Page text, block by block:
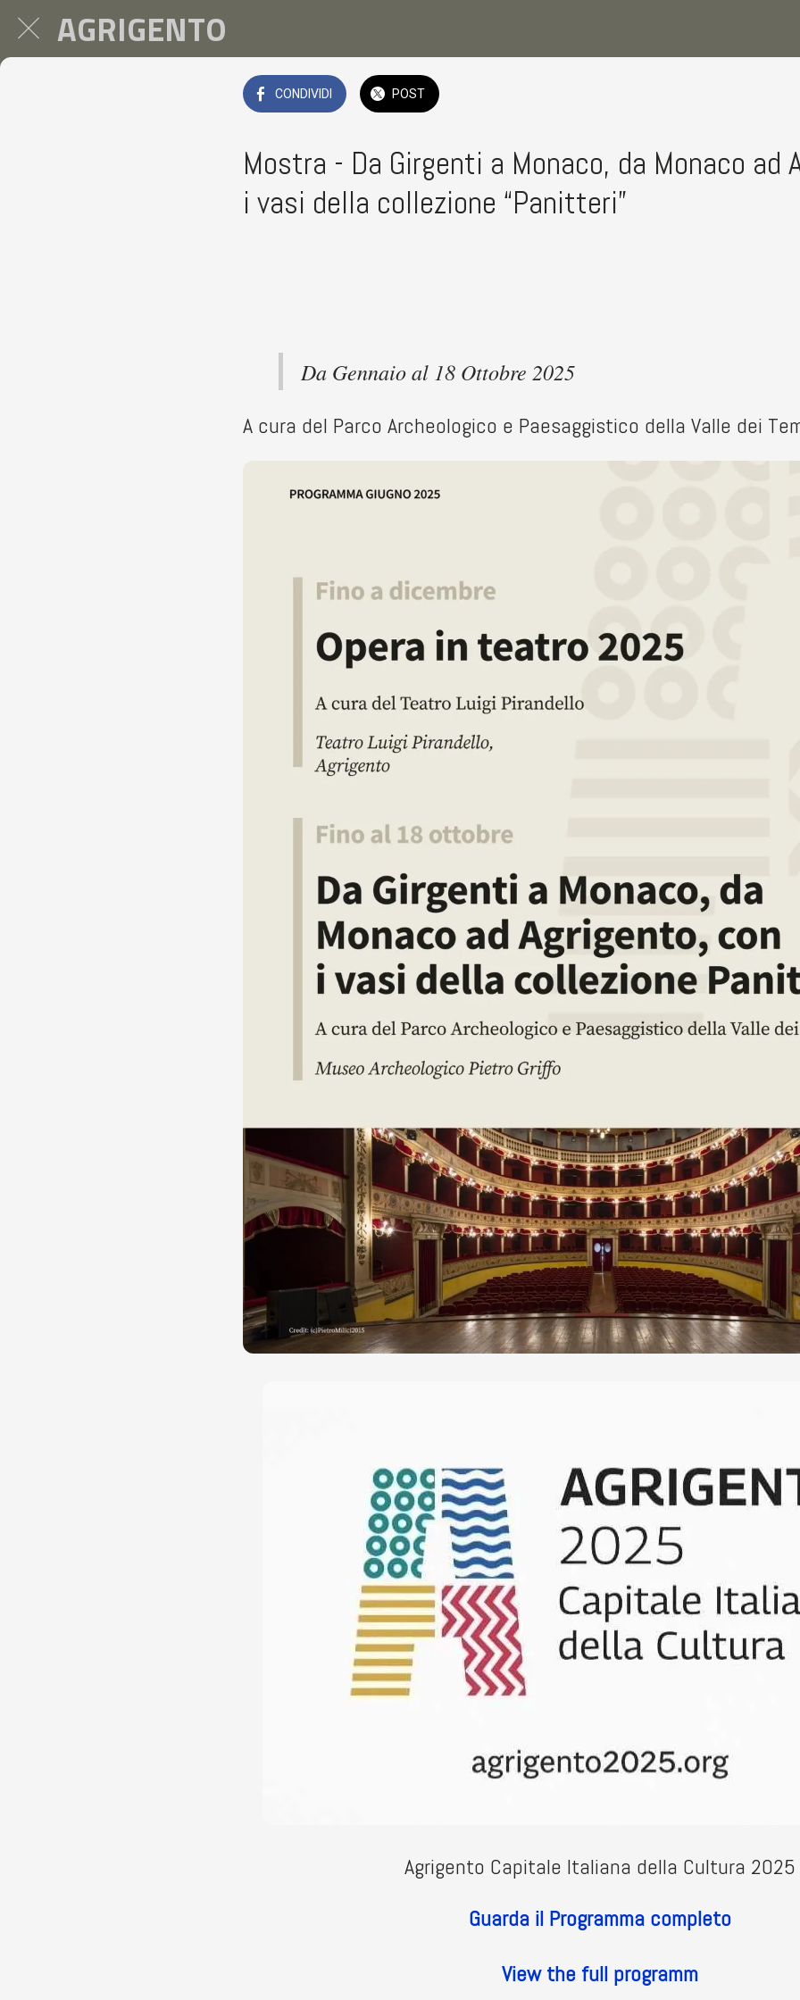
AGRIGENTO
CONDIVIDI POST
Mostra - Da Girgenti a Monaco, da Monaco ad
i vasi della collezione “Panitteri”
Da Gennaio al 18 Ottobre 2025
A cura del Parco Archeologico e Paesaggistico della Valle dei
Agrigento Capitale Italiana della Cultura 2025
Guarda il Programma completo
View the full programm